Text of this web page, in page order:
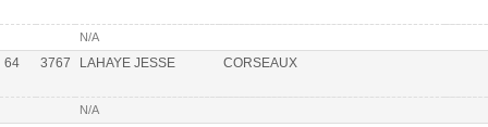
N/A
64 3767 LAHAYE JESSE CORSEAUX
N/A